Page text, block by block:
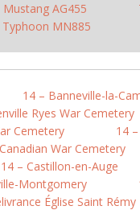
Mustang AG455
Typhoon MN885
14 – Banneville-la-
Ryes War Cemetery
Cemetery
14
War Cemetery
14 – Castillon-en-Auge
Montgomery
Église Saint Rémy